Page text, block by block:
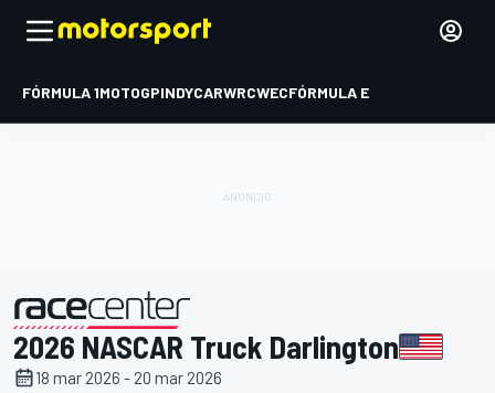
FÓRMULA 1MOTOGPINDYCARWRCWECFÓRMULA E
presentado por
2026 NASCAR Truck Darlington
18 mar 2026 - 20 mar 2026